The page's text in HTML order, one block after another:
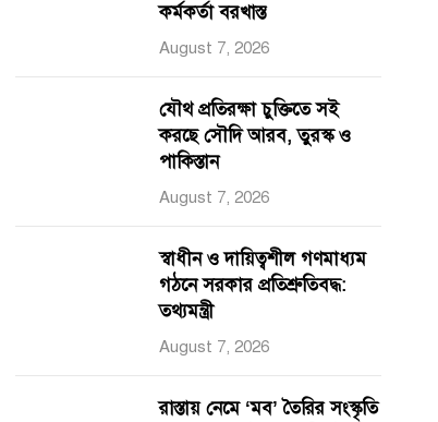
কর্মকর্তা বরখাস্ত
August 7, 2026
যৌথ প্রতিরক্ষা চুক্তিতে সই
করছে সৌদি আরব, তুরস্ক ও
পাকিস্তান
August 7, 2026
স্বাধীন ও দায়িত্বশীল গণমাধ্যম
গঠনে সরকার প্রতিশ্রুতিবদ্ধ:
তথ্যমন্ত্রী
August 7, 2026
রাস্তায় নেমে ‘মব’ তৈরির সংস্কৃতি